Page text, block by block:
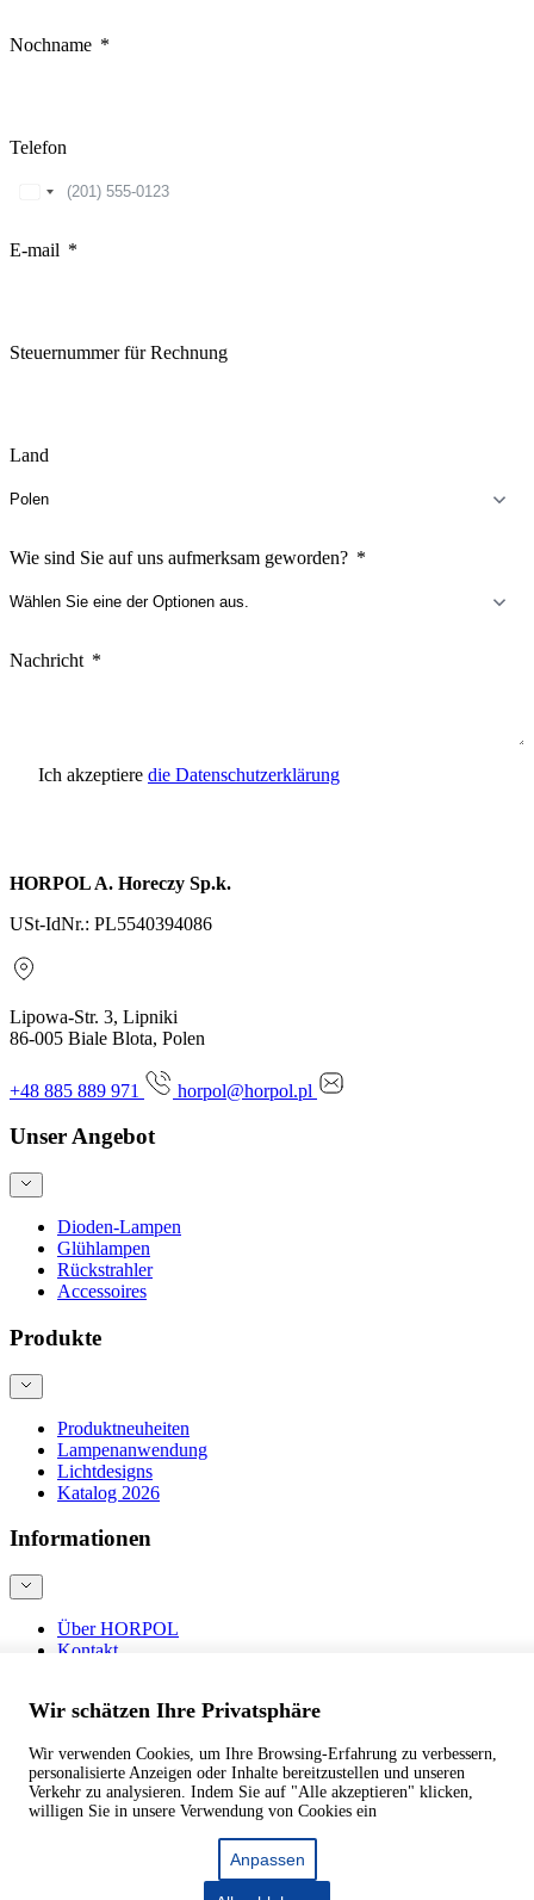
Nochname
Telefon
United
E-mail
Steuernummer für Rechnung
Land
Wie sind Sie auf uns aufmerksam geworden?
Nachricht
Ich akzeptiere die Datenschutzerklärung
HORPOL A. Horeczy Sp.k.
USt-IdNr.: PL5540394086
Lipowa-Str. 3, Lipniki
86-005 Biale Blota, Polen
+48 885 889 971 horpol@horpol.pl
Unser Angebot
Dioden-Lampen
Glühlampen
Rückstrahler
Accessoires
Produkte
Produktneuheiten
Lampenanwendung
Lichtdesigns
Katalog 2026
Informationen
Über HORPOL
Kontakt
webtom.pl
Wir schätzen Ihre Privatsphäre
Wir verwenden Cookies, um Ihre Browsing-Erfahrung zu verbessern,
personalisierte Anzeigen oder Inhalte bereitzustellen und unseren
Verkehr zu analysieren. Indem Sie auf "Alle akzeptieren" klicken,
willigen Sie in unsere Verwendung von Cookies ein
Anpassen